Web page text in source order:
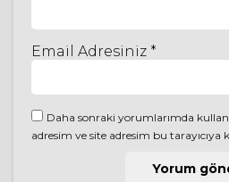
Email Adresiniz *
Daha sonraki yorumlarımda
adresim ve site adresim bu tarayıcıya